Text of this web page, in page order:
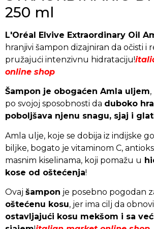
250 ml
L'Oréal Elvive Extraordinary Oil
hranjivi šampon dizajniran da očisti i
pružajući intenzivnu hidrataciju!
online shop
Šampon je obogaćen Amla uljem
po svojoj sposobnosti da duboko
poboljšava njenu snagu, sjaj i
Amla ulje, koje se dobija iz indijske
biljke, bogato je vitaminom C,
masnim kiselinama, koji pomažu u
kose od oštećenja!
Ovaj šampon je posebno pogodan
oštećenu kosu, jer ima cilj da
ostavljajući kosu mekšom i sa